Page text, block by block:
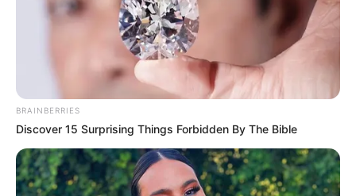
BRAINBERRIES
Discover 15 Surprising Things Forbidden By The Bible